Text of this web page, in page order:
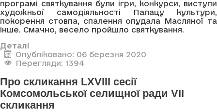
програмі святкування були ігри, конкурси, виступи
художньої самодіяльності Палацу культури,
покорення стовпа, спалення опудала Масляної та
інше. Смачно, весело пройшло святкування.
Деталі
Опубліковано: 06 березня 2020
Перегляди: 1394
Про скликання LXVIII сесії
Комсомольської селищної ради VII
скликання